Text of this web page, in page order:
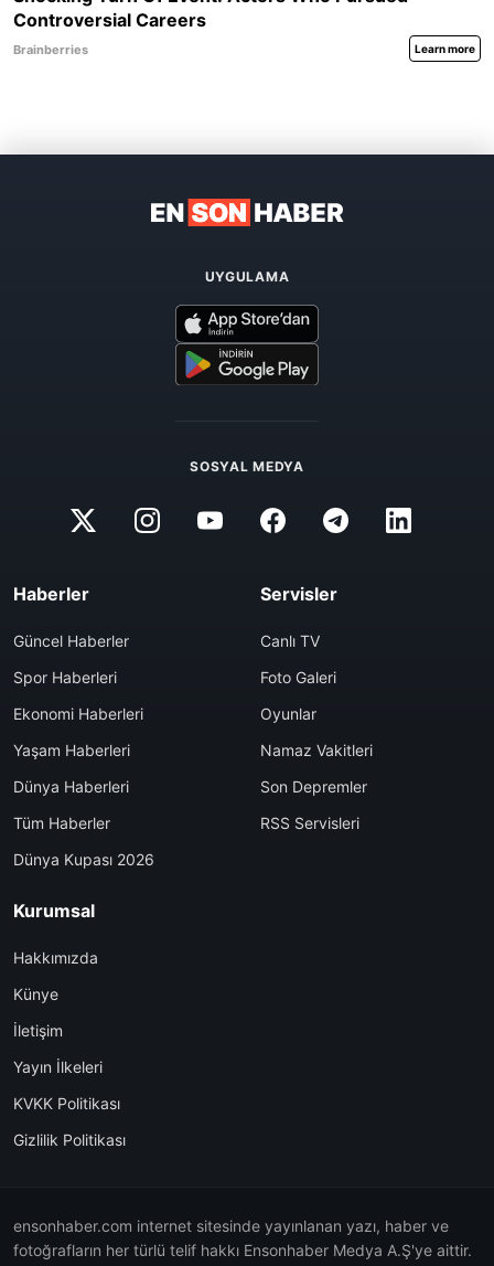
UYGULAMA
SOSYAL MEDYA
Haberler
Güncel Haberler
Spor Haberleri
Ekonomi Haberleri
Yaşam Haberleri
Dünya Haberleri
Tüm Haberler
Dünya Kupası 2026
Servisler
Canlı TV
Foto Galeri
Oyunlar
Namaz Vakitleri
Son Depremler
RSS Servisleri
Kurumsal
Hakkımızda
Künye
İletişim
Yayın İlkeleri
KVKK Politikası
Gizlilik Politikası
ensonhaber.com internet sitesinde yayınlanan yazı, haber ve
fotoğrafların her türlü telif hakkı Ensonhaber Medya A.Ş'ye aittir.